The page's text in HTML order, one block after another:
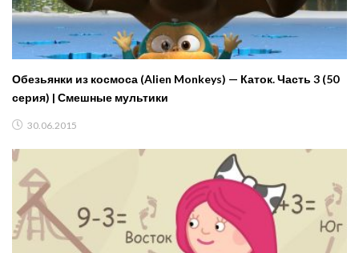
Обезьянки из космоса (Alien Monkeys) — Каток. Часть 3 (50
серия) | Смешные мультики
30.06.2015